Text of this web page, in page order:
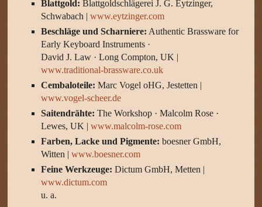
Blattgold: Blattgoldschlägerei J. G. Eytzinger,
Schwabach |www.eytzinger.com
Beschläge und Scharniere: Authentic Brassware for
Early Keyboard Instruments ·
David J. Law · Long Compton, UK |
www.traditional-brassware.co.uk
Cembaloteile: Marc Vogel oHG, Jestetten |
www.vogel-scheer.de
Saitendrähte: The Workshop · Malcolm Rose ·
Lewes, UK |www.malcolm-rose.com
Farben, Lacke und Pigmente: boesner GmbH,
Witten |www.boesner.com
Feine Werkzeuge: Dictum GmbH, Metten |
www.dictum.com
u. a.